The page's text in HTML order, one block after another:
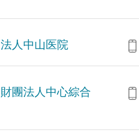
人中山医院
團法人中心綜合